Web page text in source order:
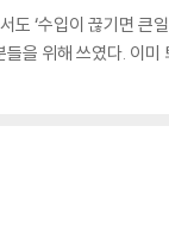
‘수입이 끊기면 큰
을 위해 쓰였다. 이